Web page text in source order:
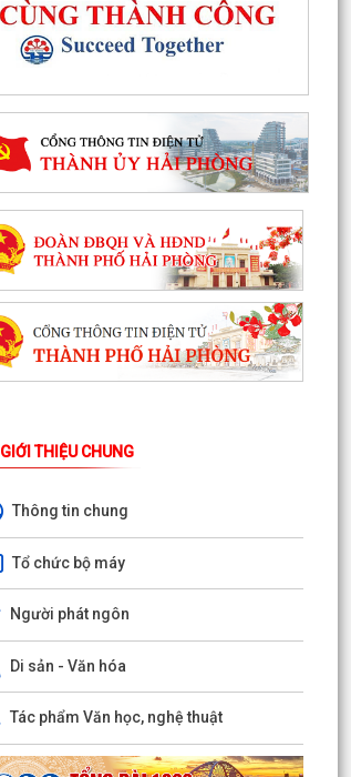
GIỚI THIỆU CHUNG
Thông tin chung
Tổ chức bộ máy
Người phát ngôn
Di sản - Văn hóa
Tác phẩm Văn học, nghệ thuật